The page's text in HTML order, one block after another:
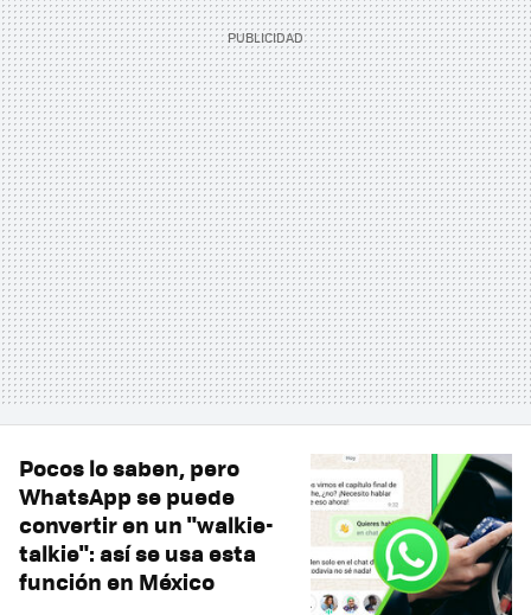
Pocos lo saben, pero
WhatsApp se puede
convertir en un "walkie-
talkie": así se usa esta
función en México